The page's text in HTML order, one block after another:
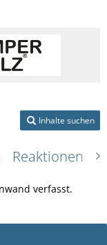
Inhalte suchen
Reaktionen
verfasst.